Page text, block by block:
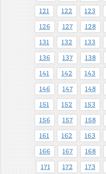
121 122 123
126 127 128
131 132 133
136 137 138
141 142 143
146 147 148
151 152 153
156 157 158
161 162 163
166 167 168
171 172 173